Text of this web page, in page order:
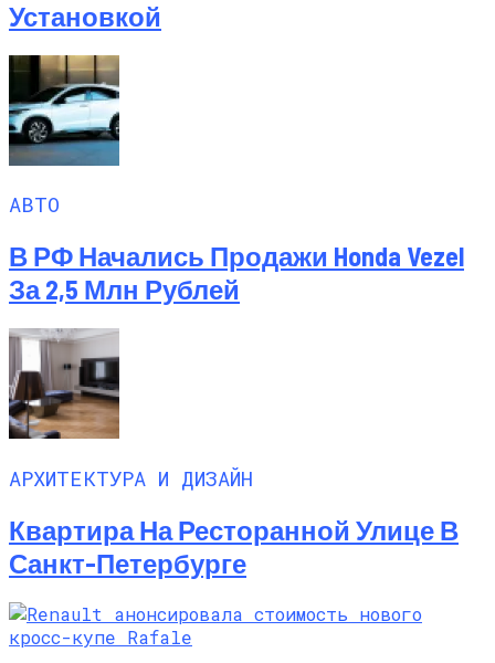
Установкой
АВТО
В РФ Начались Продажи Honda Vezel
За 2,5 Млн Рублей
АРХИТЕКТУРА И ДИЗАЙН
Квартира На Ресторанной Улице В
Санкт-Петербурге